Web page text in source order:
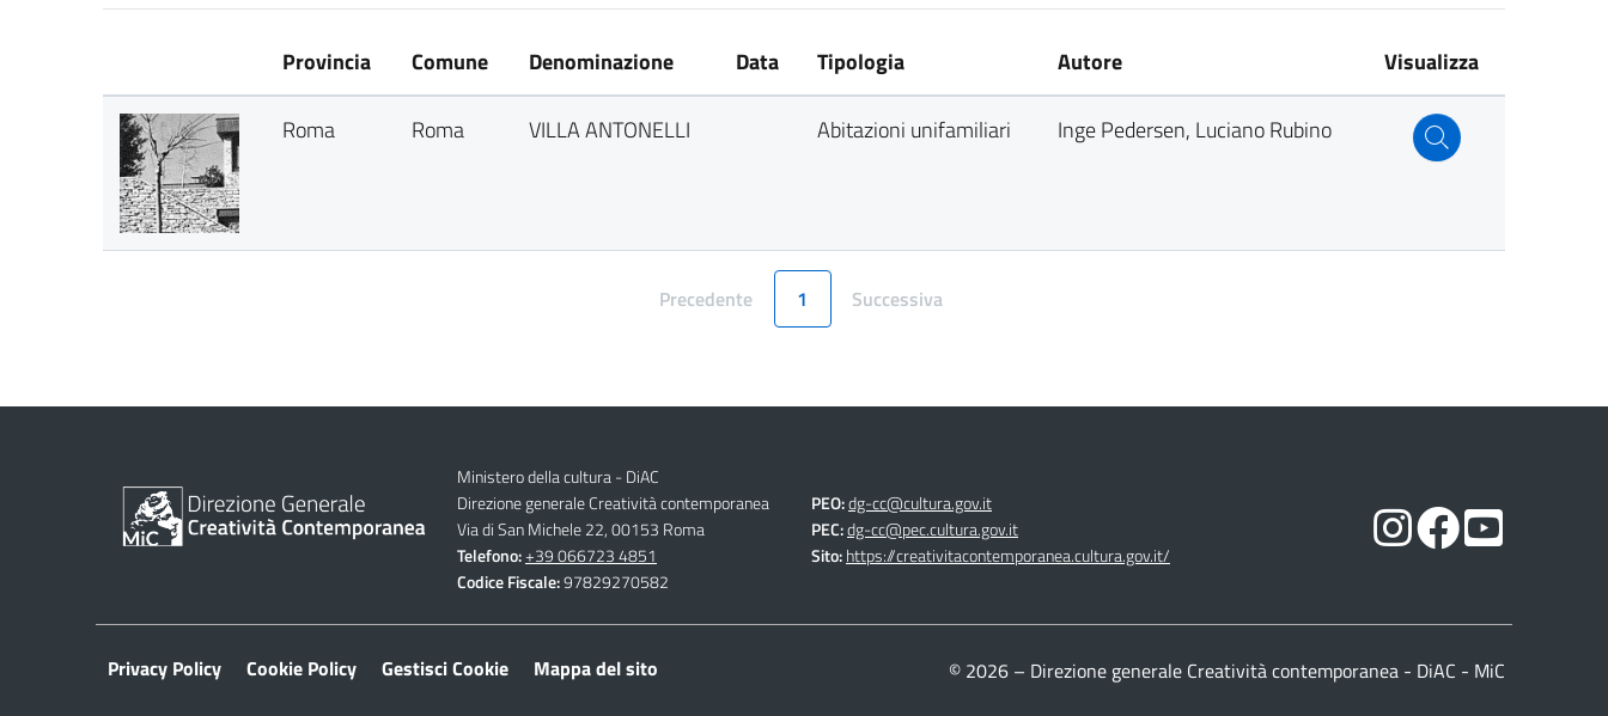
Provincia Comune Denominazione Data Tipologia Autore Visualizza
Roma Roma VILLA ANTONELLI Abitazioni unifamiliari Inge Pedersen, Luciano Rubino
Pagina
Precedente 1 Pagina
Successiva
Ministero della cultura - DiAC
Direzione generale Creatività contemporanea
Via di San Michele 22, 00153 Roma
Telefono:+39 066723 4851
Codice Fiscale:97829270582
PEO:dg-cc@cultura.gov.it
PEC:dg-cc@pec.cultura.gov.it
Sito:https://creativitacontemporanea.cultura.gov.it/
Privacy Policy Cookie Policy Gestisci Cookie Mappa del sito © 2026 – Direzione generale Creatività contemporanea - DiAC - MiC